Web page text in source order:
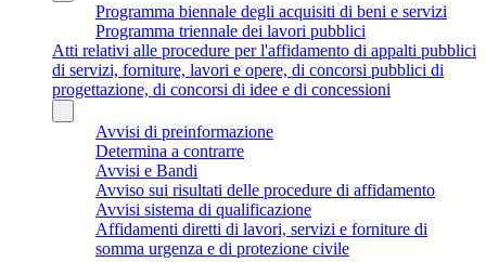
Programma biennale degli acquisiti di beni e servizi
Programma triennale dei lavori pubblici
Atti relativi alle procedure per l'affidamento di appalti pubblici
di servizi, forniture, lavori e opere, di concorsi pubblici di
progettazione, di concorsi di idee e di concessioni
Avvisi di preinformazione
Determina a contrarre
Avvisi e Bandi
Avviso sui risultati delle procedure di affidamento
Avvisi sistema di qualificazione
Affidamenti diretti di lavori, servizi e forniture di
somma urgenza e di protezione civile